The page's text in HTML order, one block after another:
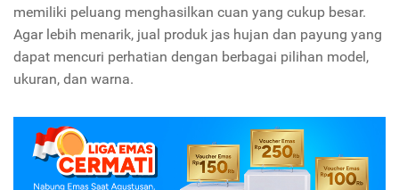
memiliki peluang menghasilkan cuan yang cukup besar.
Agar lebih menarik, jual produk jas hujan dan payung yang
dapat mencuri perhatian dengan berbagai pilihan model,
ukuran, dan warna.